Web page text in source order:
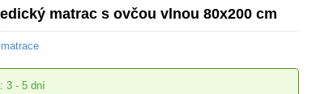
matrac s ovčou vlnou 80x200 cm
3 - 5 dní